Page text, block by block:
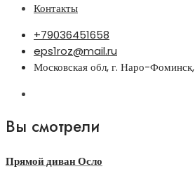
Контакты
+79036451658
eps1roz@mail.ru
Московская обл, г. Наро-
Вы смотрели
Прямой диван Осло